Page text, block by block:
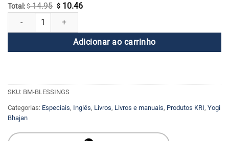
Total: $14.95 O
$ 14.95.
$10.46O
é:
$ 10.46.
Bênçãos - O Poder da Oração quantidade
Adicionar ao carrinho
SKU: BM-BLESSINGS
Categorias: Especiais Inglês Livros Livros e manuais Produtos KRI Yogi
Bhajan